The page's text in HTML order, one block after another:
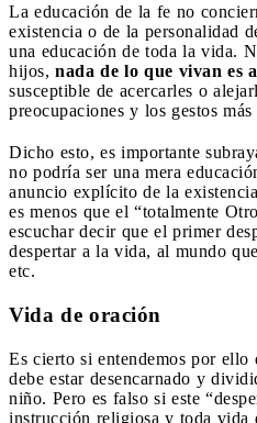
La educación de la fe no
existencia o de la personalidad
una educación de toda la vida.
hijos, nada de lo que vivan es
susceptible de acercarles o
preocupaciones y los gestos más
Dicho esto, es importante
no podría ser una mera
anuncio explícito de la
es menos que el “totalmente
escuchar decir que el primer
despertar a la vida, al mundo
etc.
Vida de oración
Es cierto si entendemos por ello
debe estar desencarnado y
niño. Pero es falso si este
instrucción religiosa y toda vida